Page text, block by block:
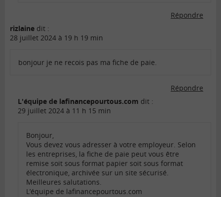
Répondre
rizlaine dit :
28 juillet 2024 à 19 h 19 min
bonjour je ne recois pas ma fiche de paie.
Répondre
L'équipe de lafinancepourtous.com dit :
29 juillet 2024 à 11 h 15 min
Bonjour,
Vous devez vous adresser à votre employeur. Selon
les entreprises, la fiche de paie peut vous être
remise soit sous format papier soit sous format
électronique, archivée sur un site sécurisé.
Meilleures salutations.
L’équipe de lafinancepourtous.com